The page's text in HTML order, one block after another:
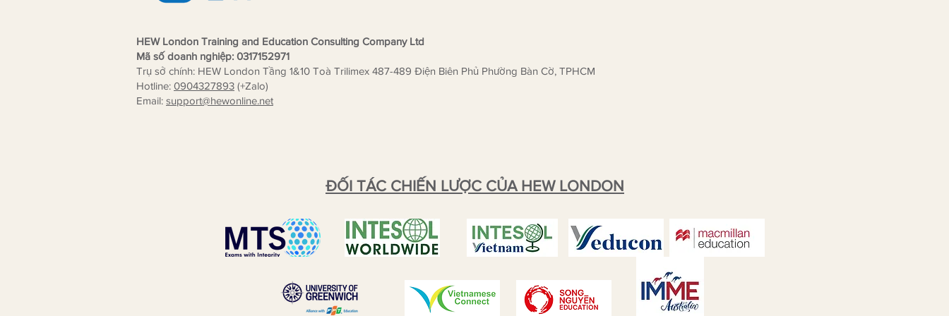
HEW London Training and Education Consulting Company Ltd
Mã số doanh nghiệp: 0317152971
Trụ sở chính: HEW London Tầng 1&10 Toà Trilimex 487-489 Điện Biên Phủ Phường Bàn Cờ, TPHCM
Hotline: 0904327893 (+Zalo)
Email: support@hewonline.net
ĐỐI TÁC CHIẾN LƯỢC CỦA HEW LONDON